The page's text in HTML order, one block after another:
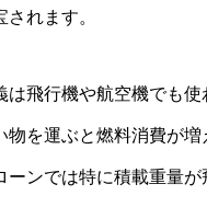
れます。
は飛行機や航空機でも使
物を運ぶと燃料消費が
ーンでは特に積載重量が